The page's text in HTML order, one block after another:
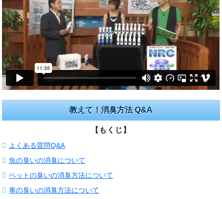
教えて！消臭方法 Q&A
【もくじ】
よくある質問Q&A
魚の臭いの消臭について
ペットの臭いの消臭方法について
車の臭いの消臭方法について